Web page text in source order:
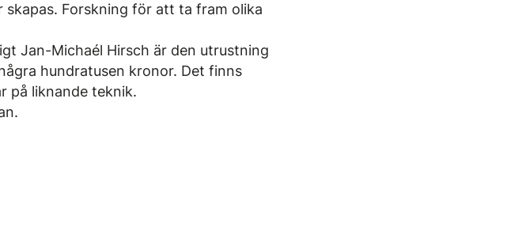
Forskning för att ta fram olika
Jan-Michaél Hirsch är den utrustning
hundratusen kronor. Det finns
på liknande teknik.